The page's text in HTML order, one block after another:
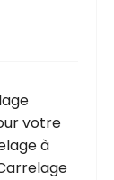
votre
à